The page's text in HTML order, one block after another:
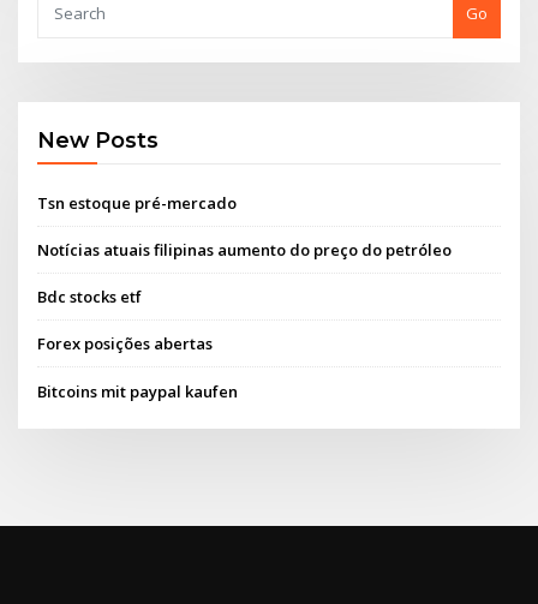
Go
New Posts
Tsn estoque pré-mercado
Notícias atuais filipinas aumento do preço do petróleo
Bdc stocks etf
Forex posições abertas
Bitcoins mit paypal kaufen